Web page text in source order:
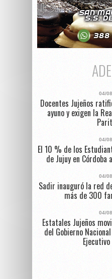
04/
Docentes Jujeños
ayuno y exigen la
04/
El 10 % de los
de Jujuy en Córdoba
04/
Sadir inauguró la red
más de 300
04/
Estatales Jujeños
del Gobierno